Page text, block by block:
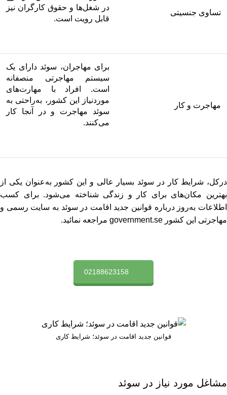
تساوی جنسیتی
در شغل‌ها و حقوق کارگران نیز
قابل رویت است.
مهاجرت و کار
برای مهاجران، سوئد دارای یک
سیستم مهاجرتی منصفانه
است. افراد با مهارت‌های
موردنیاز این کشور، به‌راحتی به
سوئد مهاجرت و در آنجا کار
می‌کنند.
درکل، شرایط کار در سوئد بسیار عالی و این کشور به‌عنوان یکی از
بهترین مکان‌های برای کار و زندگی شناخته می‌شود. برای کسب
اطلاعات به‌روز درباره قوانین جدید اقامت در سوئد به سایت رسمی و
مهاجرتی این کشور government.se مراجعه نمائید.
02188623158
قوانین جدید اقامت در سوئد؛ شرایط کاری
مشاغل مورد نیاز در سوئد